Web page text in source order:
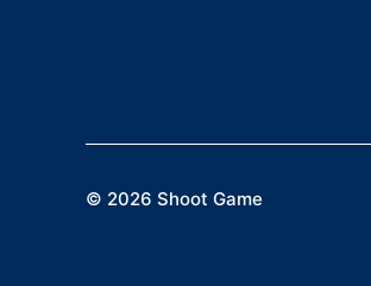
© 2026 Shoot Game